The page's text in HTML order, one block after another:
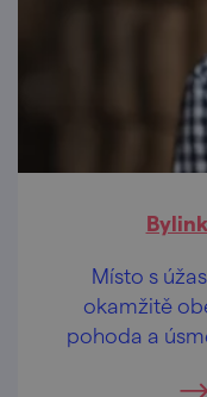
Místo s
okamžitě
pohoda a